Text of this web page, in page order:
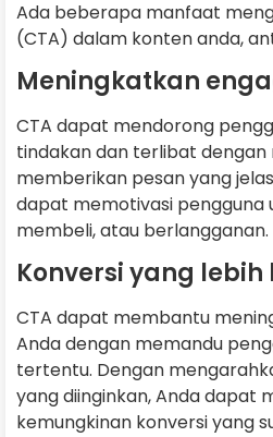
Ada beberapa manfaat
(CTA) dalam konten anda,
Meningkatkan
CTA dapat mendorong
tindakan dan terlibat dengan
memberikan pesan yang
dapat memotivasi pengguna
membeli, atau berlangganan.
Konversi yang lebih
CTA dapat membantu
Anda dengan memandu
tertentu. Dengan
yang diinginkan, Anda dapat
kemungkinan konversi yang